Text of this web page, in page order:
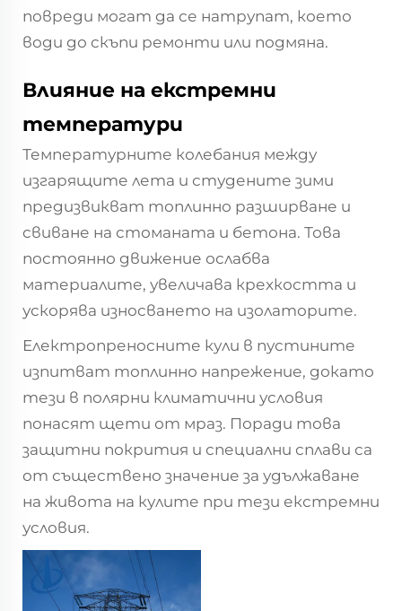
повреди могат да се натрупат, което
води до скъпи ремонти или подмяна.
Влияние на екстремни
температури
Температурните колебания между
изгарящите лета и студените зими
предизвикват топлинно разширване и
свиване на стоманата и бетона. Това
постоянно движение ослабва
материалите, увеличава крехкостта и
ускорява износването на изолаторите.
Електропреносните кули в пустините
изпитват топлинно напрежение, докато
тези в полярни климатични условия
понасят щети от мраз. Поради това
защитни покрития и специални сплави са
от съществено значение за удължаване
на живота на кулите при тези екстремни
условия.